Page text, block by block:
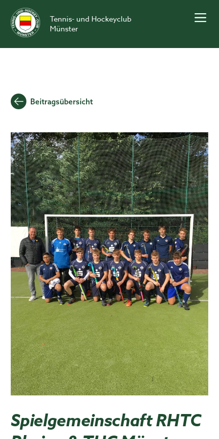
content
Tennis- und Hockeyclub
Münster
Beitragsübersicht
Spielgemeinschaft RHTC